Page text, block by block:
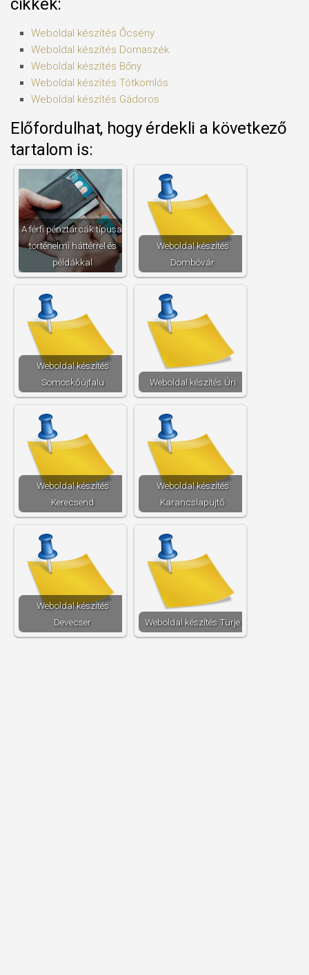
cikkek:
Weboldal készítés​ Őcsény
Weboldal készítés​ Domaszék
Weboldal készítés​ Bőny
Weboldal készítés​ Tótkomlós
Weboldal készítés​ Gádoros
Előfordulhat, hogy érdekli a következő
tartalom is:
A férfi pénztárcák típusai
történelmi háttérrel és
példákkal
Weboldal készítés​
Dombóvár
Weboldal készítés​
Somoskőújfalu
Weboldal készítés​ Úri
Weboldal készítés​
Kerecsend
Weboldal készítés​
Karancslapujtő
Weboldal készítés​
Devecser
Weboldal készítés​ Türje